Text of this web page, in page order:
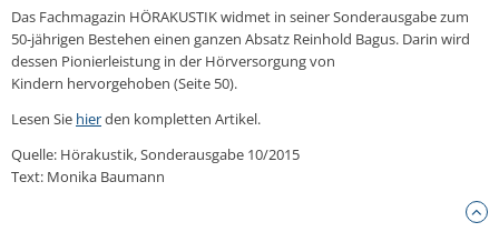
Das Fachmagazin HÖRAKUSTIK widmet in seiner Sonderausgabe zum
50-jährigen Bestehen einen ganzen Absatz Reinhold Bagus. Darin wird
dessen Pionierleistung in der Hörversorgung von
Kindern hervorgehoben (Seite 50).
Lesen Sie hierden kompletten Artikel.
Quelle: Hörakustik, Sonderausgabe 10/2015
Text: Monika Baumann